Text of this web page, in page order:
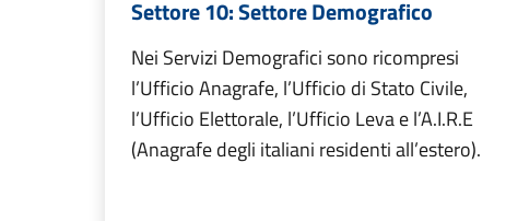
Settore 10: Settore Demografico
Nei Servizi Demografici sono ricompresi
l’Ufficio Anagrafe, l’Ufficio di Stato Civile,
l’Ufficio Elettorale, l’Ufficio Leva e l’A.I.R.E
(Anagrafe degli italiani residenti all’estero).